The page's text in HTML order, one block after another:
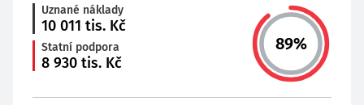
Uznané náklady
10 011 tis. Kč
Statní podpora
8 930 tis. Kč
89%